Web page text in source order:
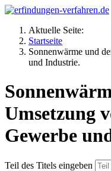
Aktuelle Seite:
Startseite
Sonnenwärme und
und Industrie.
Umsetzung
Gewerbe
Teil des Titels eingeben